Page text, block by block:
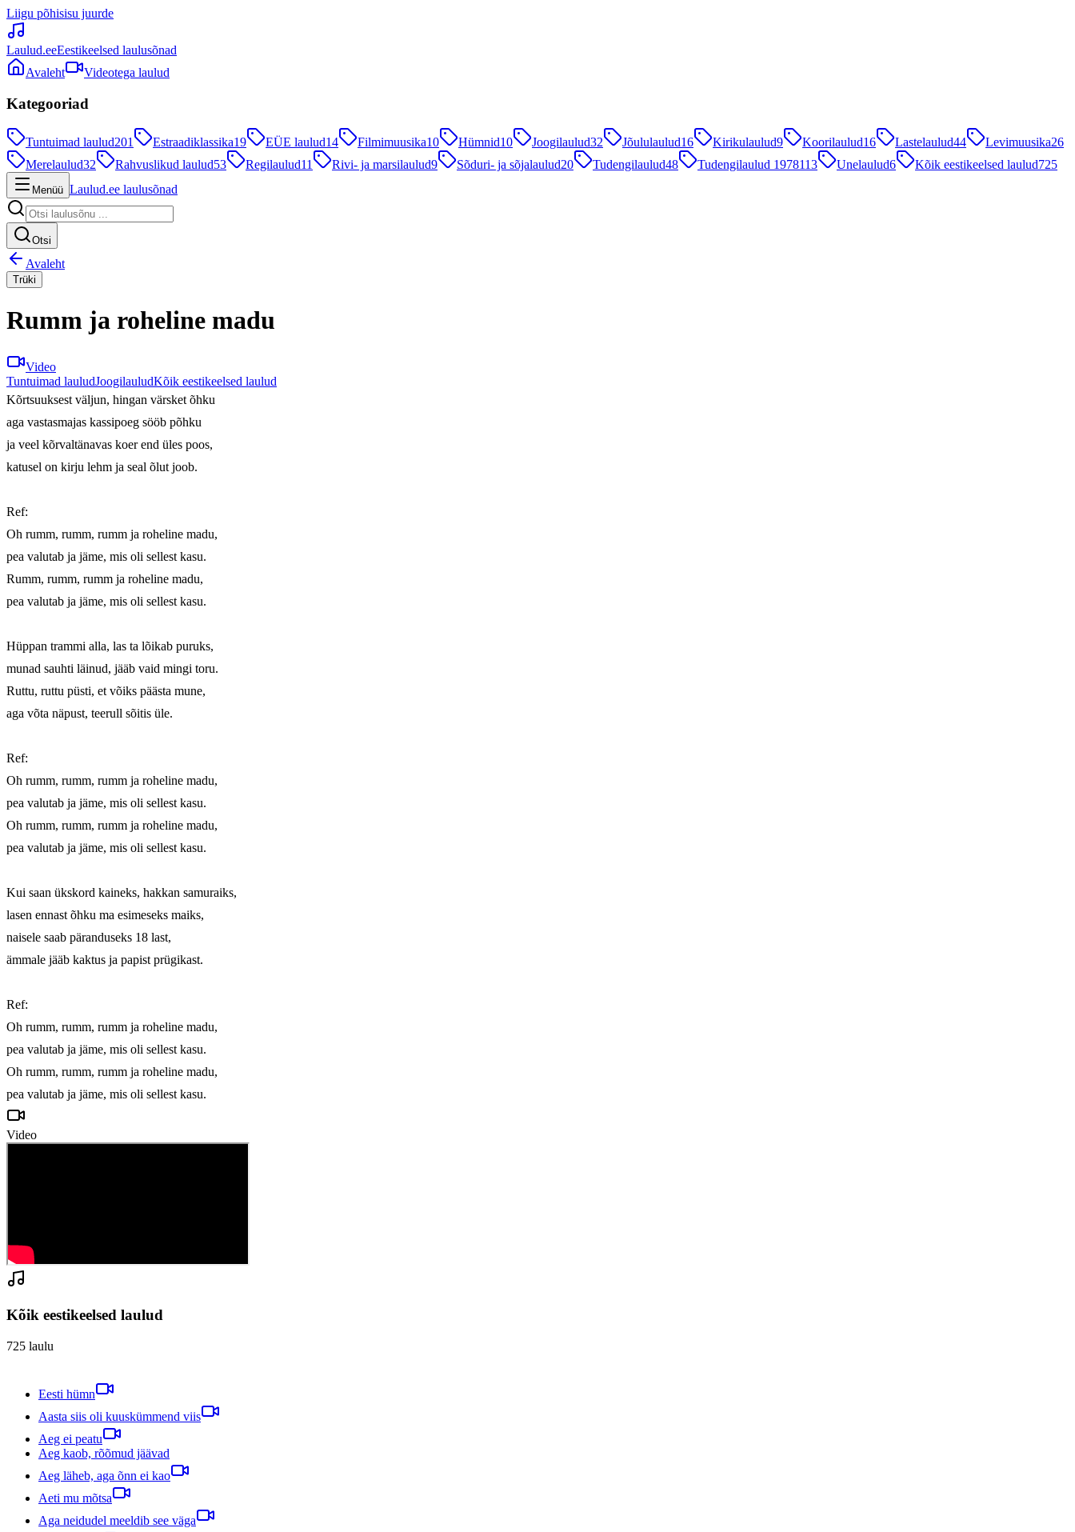
Liigu põhisisu juurde
Laulud.eeEestikeelsed laulusõnad
Avaleht
Videotega laulud
Kategooriad
Tuntuimad laulud201 Estraadiklassika19 EÜE laulud14 Filmimuusika10 Hümnid10 Joogilaulud32 Jõululaulud16 Kirikulaulud9 Koorilaulud16 Lastelaulud44 Levimuusika26
Merelaulud32 Rahvuslikud laulud53 Regilaulud11 Rivi- ja marsilaulud9 Sõduri- ja sõjalaulud20 Tudengilaulud48 Tudengilaulud 1978113 Unelaulud6 Kõik eestikeelsed laulud725
Menüü Laulud.ee laulusõnad
Otsi
Avaleht
Trüki
Rumm ja roheline madu
Video
Tuntuimad lauludJoogilauludKõik eestikeelsed laulud
Kõrtsuuksest väljun, hingan värsket õhku
aga vastasmajas kassipoeg sööb põhku
ja veel kõrvaltänavas koer end üles poos,
katusel on kirju lehm ja seal õlut joob.
Ref:
Oh rumm, rumm, rumm ja roheline madu,
pea valutab ja jäme, mis oli sellest kasu.
Rumm, rumm, rumm ja roheline madu,
pea valutab ja jäme, mis oli sellest kasu.
Hüppan trammi alla, las ta lõikab puruks,
munad sauhti läinud, jääb vaid mingi toru.
Ruttu, ruttu püsti, et võiks päästa mune,
aga võta näpust, teerull sõitis üle.
Ref:
Oh rumm, rumm, rumm ja roheline madu,
pea valutab ja jäme, mis oli sellest kasu.
Oh rumm, rumm, rumm ja roheline madu,
pea valutab ja jäme, mis oli sellest kasu.
Kui saan ükskord kaineks, hakkan samuraiks,
lasen ennast õhku ma esimeseks maiks,
naisele saab päranduseks 18 last,
ämmale jääb kaktus ja papist prügikast.
Ref:
Oh rumm, rumm, rumm ja roheline madu,
pea valutab ja jäme, mis oli sellest kasu.
Oh rumm, rumm, rumm ja roheline madu,
pea valutab ja jäme, mis oli sellest kasu.
Video
Kõik eestikeelsed laulud
725 laulu
Eesti hümn
Aasta siis oli kuuskümmend viis
Aeg ei peatu
Aeg kaob, rõõmud jäävad
Aeg läheb, aga õnn ei kao
Aeti mu mõtsa
Aga neidudel meeldib see väga